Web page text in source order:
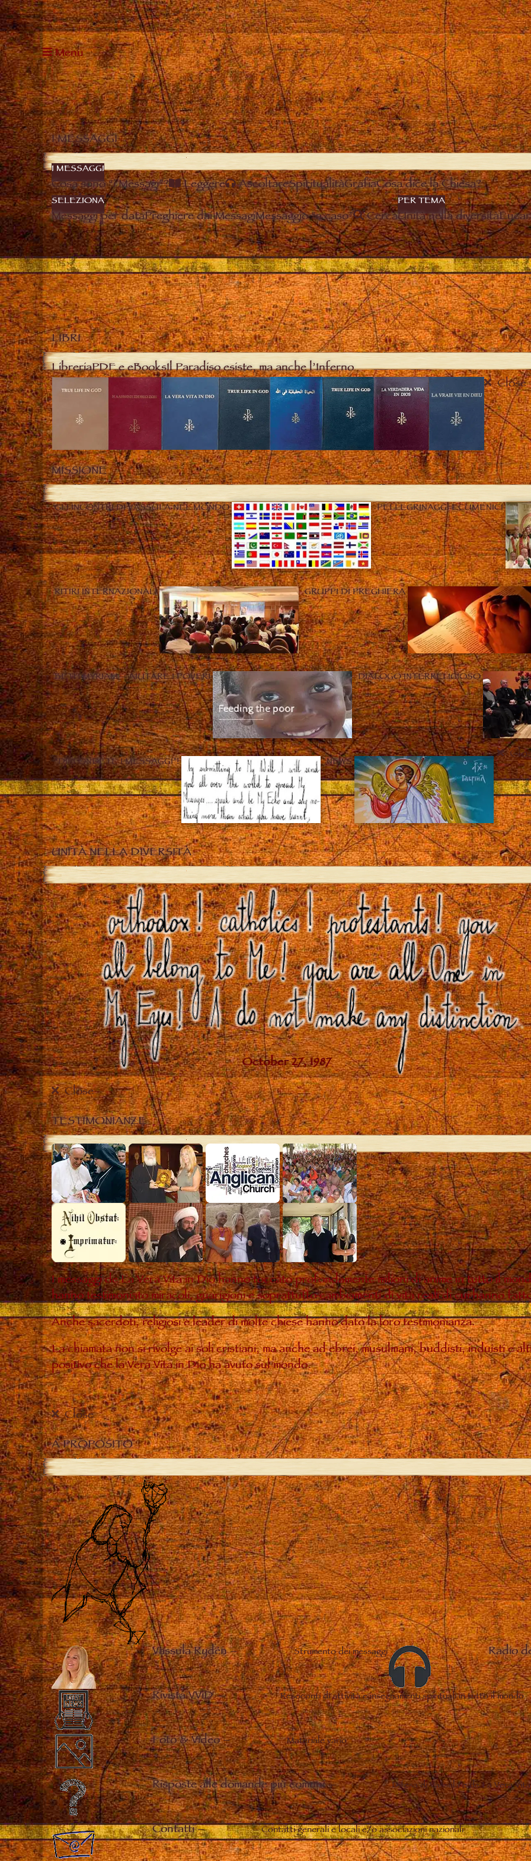
Menu
I MESSAGGI
I MESSAGGI
Cosa sono “i Messagi”? Leggere AscoltareSpiritualitàGrafiaCosa dice la Chiesa?
SELEZIONA
Messaggi per dataPreghiere dai MessagiMessaggio “a caso” Cerca
PER TEMA
Unità nella diversità
LIBRI
LibreriaPDF e eBooksIl Paradiso esiste, ma anche l’Inferno
Close
MISSIONE
GLI INCONTRI DI VASSULA NEL MONDO PELLEGRINAGGI ECUMENICI
RITIRI INTERNAZIONALI GRUPPI DI PREGHIERA
BETH MYRIAM – AIUTARE I POVERI DIALOGO INTERRELIGIOSO
“DIFFONDETE I MESSAGGI”! NEWS
UNITÀ NELLA DIVERSITÀ
Close
TESTIMONIANZE
I messaggi de La Vera Vita in Dio hanno toccato profondamente milioni di anime in tutto il
hanno testimoniato miracoli, guarigioni e soprattutto cambiamenti di vita reali di cui hanno
Anche sacerdoti, religiosi e leader di molte chiese hanno dato la loro testimonianza.
La chiamata non si rivolge ai soli cristiani, ma anche ad ebrei, musulmani, buddisti, induisti e
positivo che la Vera Vita in Dio ha avuto sul mondo.
Close
A PROPOSITO
Vassula Rydén– Strumento dei messaggi Radio
Rivista VViD– Resoconti di attività e insegnamenti spirituali in tutto il mondo
Foto & Video– Materiale vario
Risposte alle domande più comuni– Difesa di Vassula e de La Vera
Contatti– Contatti generali e locali e/o associazioni nazionali